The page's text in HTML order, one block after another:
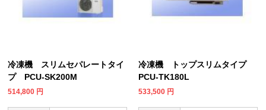
冷凍機 スリムセパレートタイ
プ PCU-SK200M
514,800 円
冷凍機 トップスリムタイプ
PCU-TK180L
533,500 円